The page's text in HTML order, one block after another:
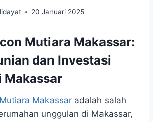
20 Januari 2025
Mutiara Makassar:
dan Investasi
Makassar
Makassar adalah salah
unggulan di Makassar,